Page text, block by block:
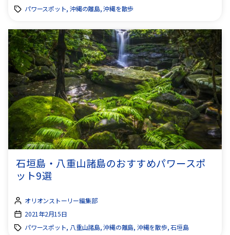
パワースポット, 沖縄の離島, 沖縄を散歩
石垣島・八重山諸島のおすすめパワースポ
ット9選
オリオンストーリー編集部
2021年2月15日
パワースポット, 八重山諸島, 沖縄の離島, 沖縄を散歩, 石垣島